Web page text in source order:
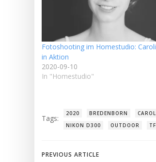
Fotoshooting im Homestudio:
in Aktion
2020-09-10
In "Homestudio"
Tags:
2020 BREDENBORN
NIKON D300
OUTDOOR
PREVIOUS ARTICLE